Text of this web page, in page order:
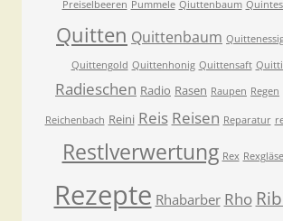
Preiselbeeren Pummele Qiuttenbaum
Quitten Quittenbaum
Quittengold Quittenhonig Quittensaft
Radieschen Radio Rasen Raupen Regen
Reichenbach Reini Reis Reisen Reparatur
Restlverwertung Rex
Rezepte Rhabarber Rho